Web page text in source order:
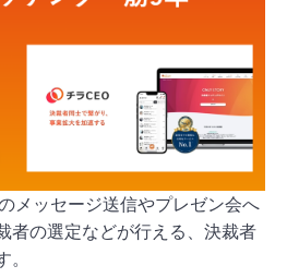
メッセージ送信やプレゼン会へ
者の選定などが行える、決裁者
。